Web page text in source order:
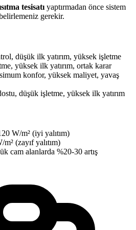
tesisatı yaptırmadan önce sistem
gerekir.
düşük ilk yatırım, yüksek işletme
yüksek ilk yatırım, ortak karar
konfor, yüksek maliyet, yavaş
düşük işletme, yüksek ilk yatırım
W/m² (iyi yalıtım)
(zayıf yalıtım)
cam alanlarda %20-30 artış